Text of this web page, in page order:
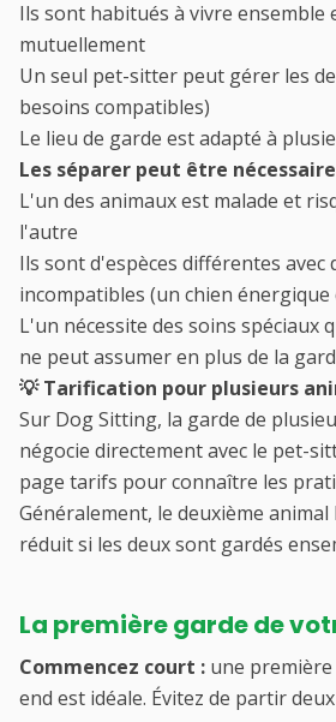
Ils sont habitués à vivre
mutuellement
Un seul pet-sitter peut gérer les
besoins compatibles)
Le lieu de garde est adapté à
Les séparer peut être
L'un des animaux est malade et
l'autre
Ils sont d'espèces différentes avec
incompatibles (un chien
L'un nécessite des soins spéciaux
ne peut assumer en plus de la
💡 Tarification pour plusieurs
Sur Dog Sitting, la garde de
négocie directement avec le pet-
page tarifs pour connaître les
Généralement, le deuxième
réduit si les deux sont gardés
La première garde de
Commencez court : une
end est idéale. Évitez de partir